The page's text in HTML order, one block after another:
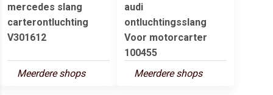
mercedes slang
carterontluchting
V301612
Meerdere shops
audi
ontluchtingsslang
Voor motorcarter
100455
Meerdere shops